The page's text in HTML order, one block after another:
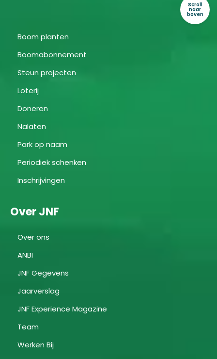
Boom planten
Boomabonnement
Steun projecten
Loterij
Doneren
Nalaten
Park op naam
Periodiek schenken
Inschrijvingen
Over JNF
Over ons
ANBI
JNF Gegevens
Jaarverslag
JNF Experience Magazine
Team
Werken Bij
Scroll
naar
boven